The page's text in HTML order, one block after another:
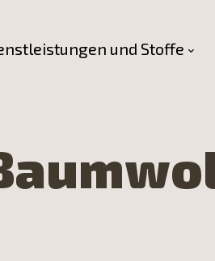
und Stoffe